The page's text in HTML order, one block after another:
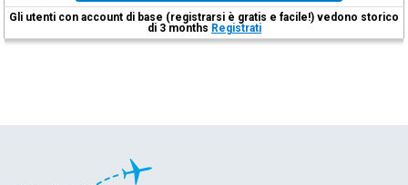
Gli utenti con account di base (registrarsi è gratis e facile!) vedono storico
di 3 months Registrati